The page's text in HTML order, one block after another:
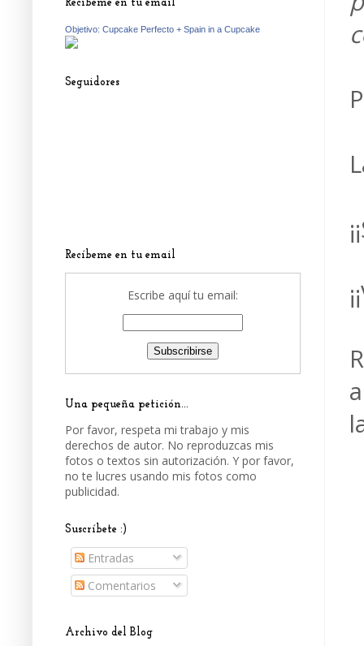
Recíbeme en tu email
Objetivo: Cupcake Perfecto + Spain in a Cupcake
Seguidores
Recíbeme en tu email
Escribe aquí tu email:
Una pequeña petición...
Por favor, respeta mi trabajo y mis
derechos de autor. No reproduzcas mis
fotos o textos sin autorización. Y por favor,
no te lucres usando mis fotos como
publicidad.
Suscríbete :)
Entradas
Comentarios
Archivo del Blog